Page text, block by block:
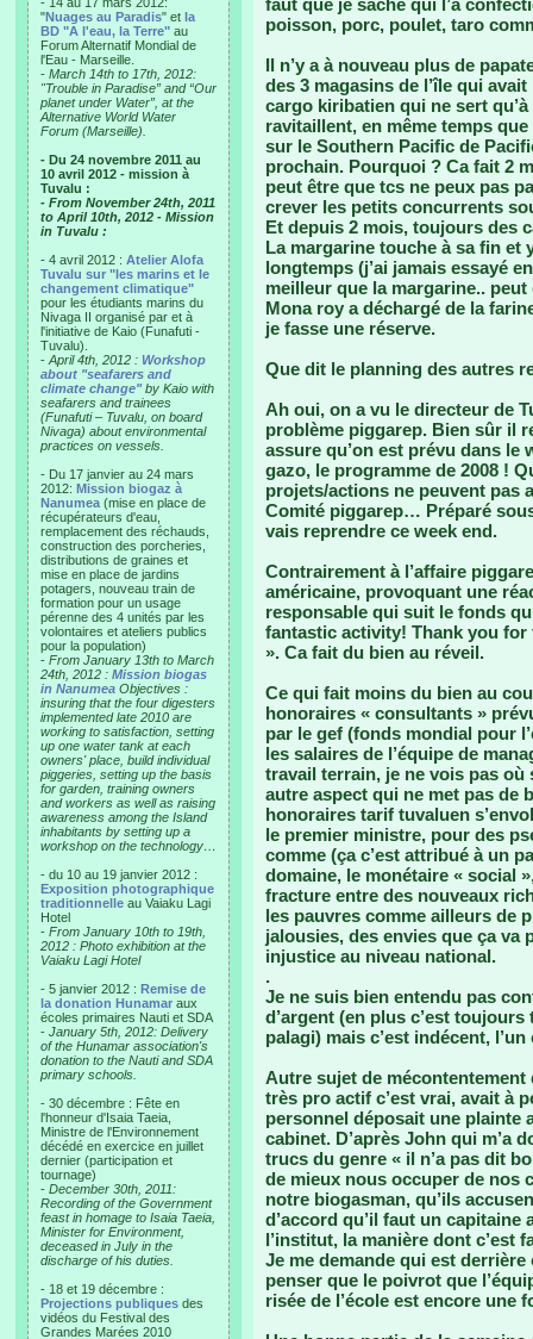
"Nuages au Paradis" et la
BD "A l'eau, la Terre" au
Forum Alternatif Mondial de
l'Eau - Marseille.
- March 14th to 17th, 2012:
"Trouble in Paradise” and “Our
planet under Water”, at the
Alternative World Water
Forum (Marseille).
- Du 24 novembre 2011 au
10 avril 2012 - mission à
Tuvalu :
- From November 24th, 2011
to April 10th, 2012 - Mission
in Tuvalu :
- 4 avril 2012 : Atelier Alofa
Tuvalu sur "les marins et le
changement climatique"
pour les étudiants marins du
Nivaga II organisé par et à
l'initiative de Kaio (Funafuti -
Tuvalu).
- April 4th, 2012 : Workshop
about "seafarers and
climate change"by Kaio with
seafarers and trainees
(Funafuti – Tuvalu, on board
Nivaga) about environmental
practices on vessels.
- Du 17 janvier au 24 mars
2012: Mission biogaz à
Nanumea (mise en place de
récupérateurs d'eau,
remplacement des réchauds,
construction des porcheries,
distributions de graines et
mise en place de jardins
potagers, nouveau train de
formation pour un usage
pérenne des 4 unités par les
volontaires et ateliers publics
pour la population)
- From January 13th to March
24th, 2012 : Mission biogas
in Nanumea Objectives :
insuring that the four digesters
implemented late 2010 are
working to satisfaction, setting
up one water tank at each
owners' place, build individual
piggeries, setting up the basis
for garden, training owners
and workers as well as raising
awareness among the Island
inhabitants by setting up a
workshop on the technology…
- du 10 au 19 janvier 2012 :
Exposition photographique
traditionnelle au Vaiaku Lagi
Hotel
- From January 10th to 19th,
2012 : Photo exhibition at the
Vaiaku Lagi Hotel
- 5 janvier 2012 : Remise de
la donation Hunamar aux
écoles primaires Nauti et SDA
- January 5th, 2012: Delivery
of the Hunamar association's
donation to the Nauti and SDA
primary schools.
- 30 décembre : Fête en
l'honneur d'Isaia Taeia,
Ministre de l'Environnement
décédé en exercice en juillet
dernier (participation et
tournage)
- December 30th, 2011:
Recording of the Government
feast in homage to Isaia Taeia,
Minister for Environment,
deceased in July in the
discharge of his duties.
- 18 et 19 décembre :
Projections publiques des
vidéos du Festival des
Grandes Marées 2010
faut que je sache qui l’a
poisson, porc, poulet, taro
Il n’y a à nouveau plus de
des 3 magasins de l’île qui
cargo kiribatien qui ne sert
ravitaillent, en même temps
sur le Southern Pacific de
prochain. Pourquoi ? Ca fait 2
peut être que tcs ne peux pas
crever les petits concurrents
Et depuis 2 mois, toujours des
La margarine touche à sa fin et
longtemps (j’ai jamais essayé
meilleur que la margarine..
Mona roy a déchargé de la
je fasse une réserve.
Que dit le planning des autres
Ah oui, on a vu le directeur de
problème piggarep. Bien sûr il
assure qu’on est prévu dans le
gazo, le programme de 2008 !
projets/actions ne peuvent pas
Comité piggarep… Préparé
vais reprendre ce week end.
Contrairement à l’affaire
américaine, provoquant une
responsable qui suit le fonds
fantastic activity! Thank you
». Ca fait du bien au réveil.
Ce qui fait moins du bien au
honoraires « consultants »
par le gef (fonds mondial pour
les salaires de l’équipe de
travail terrain, je ne vois pas
autre aspect qui ne met pas de
honoraires tarif tuvaluen
le premier ministre, pour des
comme (ça c’est attribué à un
domaine, le monétaire « social
fracture entre des nouveaux
les pauvres comme ailleurs de
jalousies, des envies que ça va
injustice au niveau national.
.
Je ne suis bien entendu pas
d’argent (en plus c’est
palagi) mais c’est indécent,
Autre sujet de
très pro actif c’est vrai, avait à
personnel déposait une plainte
cabinet. D’après John qui m’a
trucs du genre « il n’a pas dit
de mieux nous occuper de nos
notre biogasman, qu’ils
d’accord qu’il faut un
l’institut, la manière dont c’est
Je me demande qui est derrière
penser que le poivrot que
risée de l’école est encore une